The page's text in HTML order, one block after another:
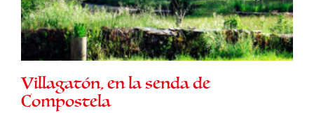
Villagatón, en la senda de
Compostela